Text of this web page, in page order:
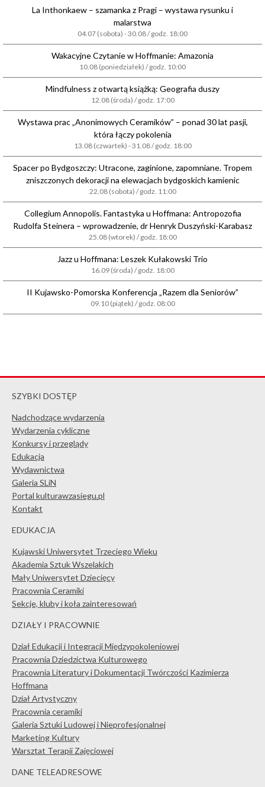
La Inthonkaew – szamanka z Pragi – wystawa rysunku i
malarstwa
04.07 (sobota) - 30.08 / godz. 18:00
Wakacyjne Czytanie w Hoffmanie: Amazonia
10.08 (poniedziałek) / godz. 10:00
Mindfulness z otwartą książką: Geografia duszy
12.08 (środa) / godz. 17:00
Wystawa prac „Anonimowych Ceramików” – ponad 30 lat pasji,
która łączy pokolenia
13.08 (czwartek) - 31.08 / godz. 18:00
Spacer po Bydgoszczy: Utracone, zaginione, zapomniane. Tropem
zniszczonych dekoracji na elewacjach bydgoskich kamienic
22.08 (sobota) / godz. 11:00
Collegium Annopolis. Fantastyka u Hoffmana: Antropozofia
Rudolfa Steinera – wprowadzenie, dr Henryk Duszyński-Karabasz
25.08 (wtorek) / godz. 18:00
Jazz u Hoffmana: Leszek Kułakowski Trio
16.09 (środa) / godz. 18:00
II Kujawsko-Pomorska Konferencja „Razem dla Seniorów”
09.10 (piątek) / godz. 08:00
SZYBKI DOSTĘP
Nadchodzące wydarzenia
Wydarzenia cykliczne
Konkursy i przeglądy
Edukacja
Wydawnictwa
Galeria SLiN
Portal kulturawzasiegu.pl
Kontakt
EDUKACJA
Kujawski Uniwersytet Trzeciego Wieku
Akademia Sztuk Wszelakich
Mały Uniwersytet Dziecięcy
Pracownia Ceramiki
Sekcje, kluby i koła zainteresowań
DZIAŁY I PRACOWNIE
Dział Edukacji i Integracji Międzypokoleniowej
Pracownia Dziedzictwa Kulturowego
Pracownia Literatury i Dokumentacji Twórczości Kazimierza
Hoffmana
Dział Artystyczny
Pracownia ceramiki
Galeria Sztuki Ludowej i Nieprofesjonalnej
Marketing Kultury
Warsztat Terapii Zajęciowej
DANE TELEADRESOWE